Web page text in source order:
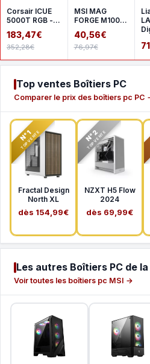
Corsair ICUE
5000T RGB -
White
183,47€
352,28€
MSI MAG
FORGE M100R
- Black
40,56€
76,97€
Top ventes Boîtiers PC
Comparer le prix des boîtiers pc PC
N°1
TOP VENTE
Fractal Design
North XL
dès 154,99€
N°2
TOP VENTE
NZXT H5 Flow
2024
dès 69,99€
Les autres Boîtiers PC de
Voir toutes les boîtiers pc MSI →